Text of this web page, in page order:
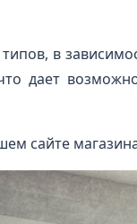
в
дает
сайте